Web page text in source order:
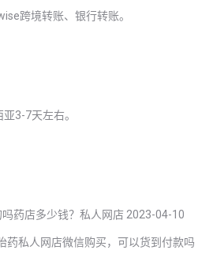
跨境转账、银行转账。
3-7天左右。
药店多少钱？私人网店 2023-04-10
药私人网店微信购买，可以货到付款吗